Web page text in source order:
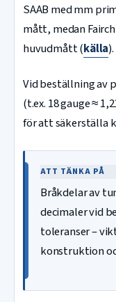
SAAB med mm
mått, medan
huvudmått (källa).
Vid beställning av
(t.ex. 18 gauge ≈
för att säkerställa
ATT TÄNKA PÅ
Bråkdelar av
decimaler vid
toleranser –
konstruktion